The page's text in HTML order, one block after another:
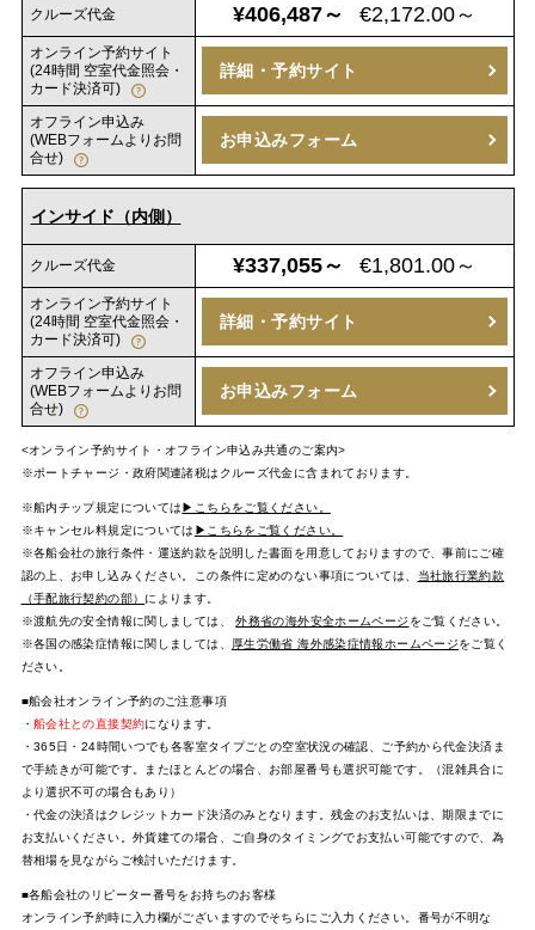
クルーズ代金 ¥406,487～ €2,172.00～
オンライン予約サイト
(24時間 空室代金照会・
カード決済可)
詳細・予約サイト
オフライン申込み
(WEBフォームよりお問
合せ)
お申込みフォーム
インサイド（内側）
クルーズ代金 ¥337,055～ €1,801.00～
オンライン予約サイト
(24時間 空室代金照会・
カード決済可)
詳細・予約サイト
オフライン申込み
(WEBフォームよりお問
合せ)
お申込みフォーム
<オンライン予約サイト・オフライン申込み共通のご案内>
※ポートチャージ・政府関連諸税はクルーズ代金に含まれております。
※船内チップ規定については▶こちらをご覧ください。
※キャンセル料規定については ▶こちらをご覧ください。
※各船会社の旅行条件・運送約款を説明した書面を用意しておりますので、事前にご確
認の上、お申し込みください。この条件に定めのない事項については、
当社旅行業約款
（手配旅行契約の部） によります。
※渡航先の安全情報に関しましては、外務省の海外安全ホームページ をご覧ください。
※各国の感染症情報に関しましては、
厚生労働省 海外感染症情報ホームページをご覧く
ださい。
■船会社オンライン予約のご注意事項
・ 船会社との直接契約になります。
・365日・24時間いつでも各客室タイプごとの空室状況の確認、ご予約から代金決済ま
で手続きが可能です。またほとんどの場合、お部屋番号も選択可能です。（混雑具合に
より選択不可の場合もあり）
・代金の決済はクレジットカード決済のみとなります。残金のお支払いは、期限までに
お支払いください。外貨建ての場合、ご自身のタイミングでお支払い可能ですので、為
替相場を見ながらご検討いただけます。
■各船会社のリピーター番号をお持ちのお客様
オンライン予約時に入力欄がございますのでそちらにご入力ください。番号が不明な